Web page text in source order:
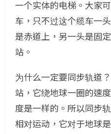
一个实体的电梯。大家
车，只不过这个缆车一
是赤道上，另一头是固
站。
为什么一定要同步轨道
站，它绕地球一圈的速
度是一样的。所以同步
相对运动，它对于地球